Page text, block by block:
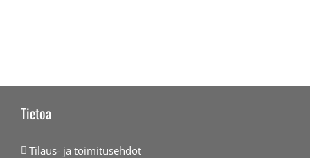
Tietoa
Tilaus- ja toimitusehdot